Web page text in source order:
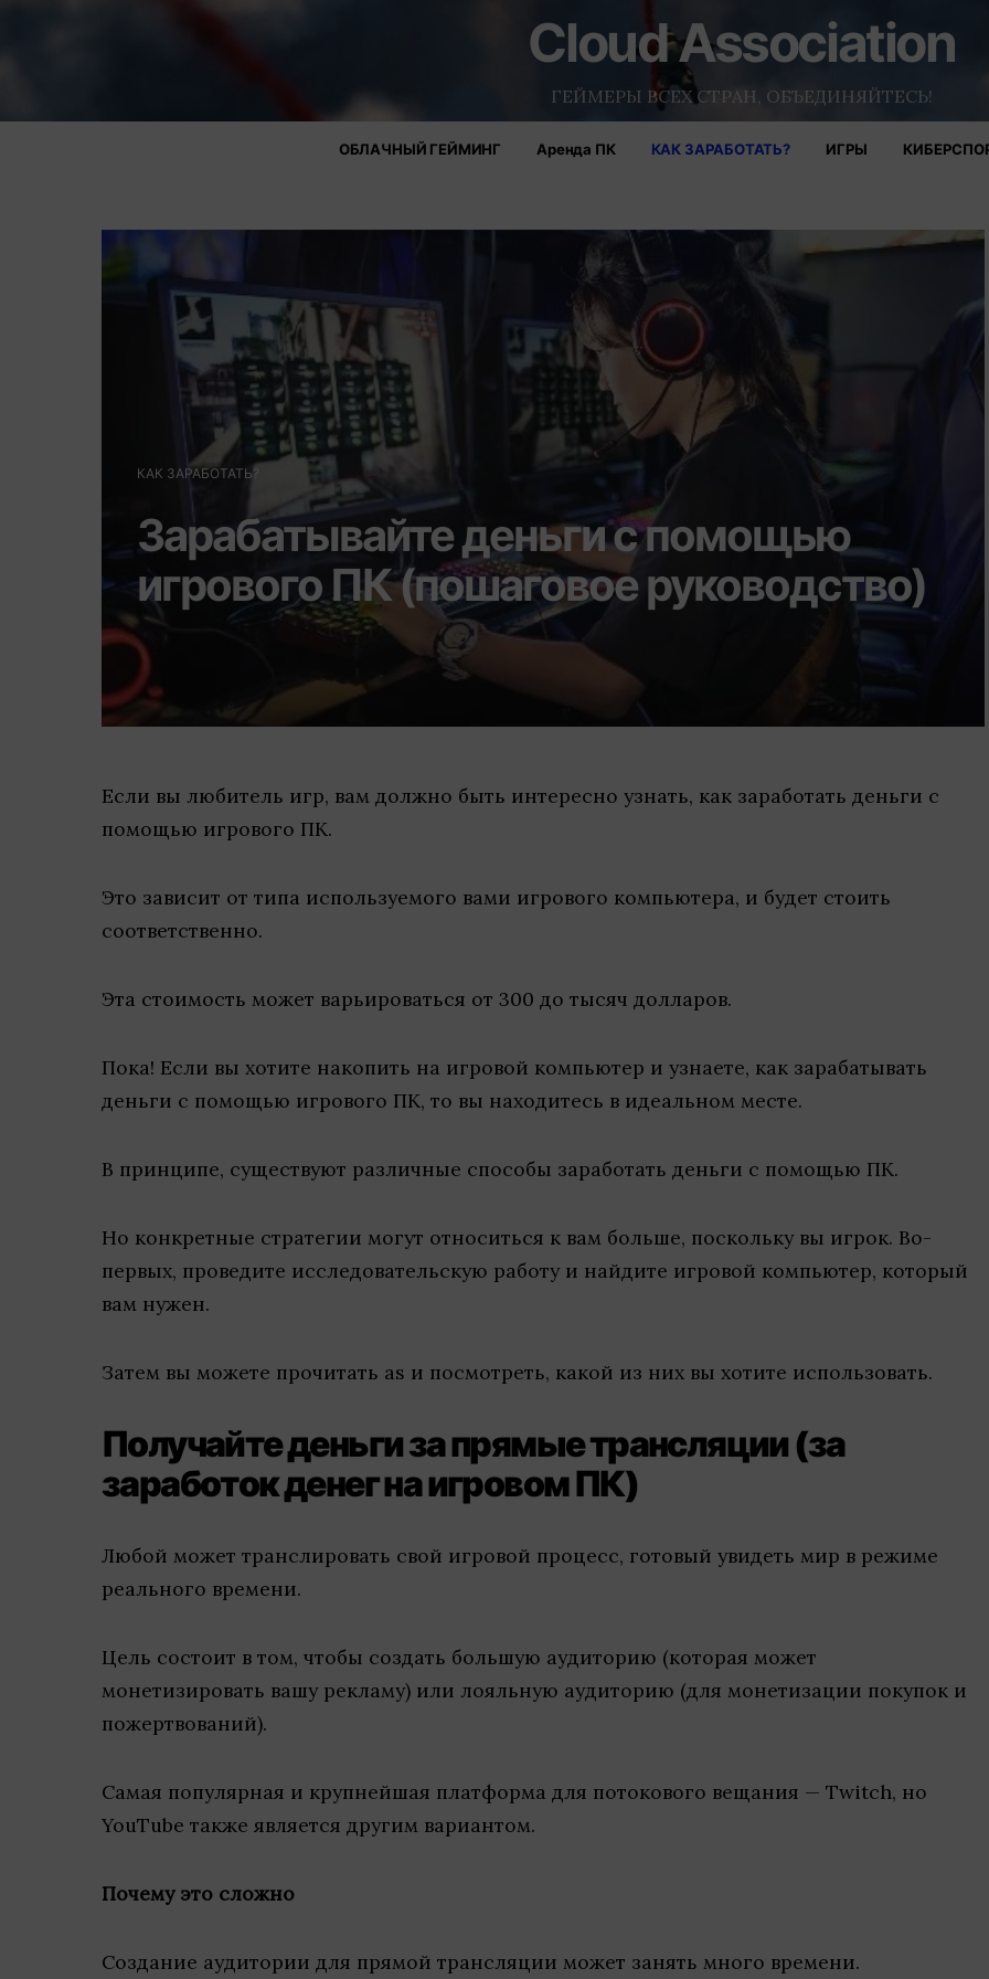
Cloud Association
ГЕЙМЕРЫ ВСЕХ СТРАН, ОБЪЕДИНЯЙТЕСЬ!
ОБЛАЧНЫЙ ГЕЙМИНГ Аренда ПК КАК ЗАРАБОТАТЬ? ИГРЫ
КАК ЗАРАБОТАТЬ?
Зарабатывайте деньги с помощью
игрового ПК (пошаговое руководство)
Если вы любитель игр, вам должно быть интересно узнать, как заработать деньги с
помощью игрового ПК.
Это зависит от типа используемого вами игрового компьютера, и будет стоить
соответственно.
Эта стоимость может варьироваться от 300 до тысяч долларов.
Пока! Если вы хотите накопить на игровой компьютер и узнаете, как зарабатывать
деньги с помощью игрового ПК, то вы находитесь в идеальном месте.
В принципе, существуют различные способы заработать деньги с помощью ПК.
Но конкретные стратегии могут относиться к вам больше, поскольку вы игрок. Во-
первых, проведите исследовательскую работу и найдите игровой компьютер, который
вам нужен.
Затем вы можете прочитать as и посмотреть, какой из них вы хотите использовать.
Получайте деньги за прямые трансляции (за
заработок денег на игровом ПК)
Любой может транслировать свой игровой процесс, готовый увидеть мир в режиме
реального времени.
Цель состоит в том, чтобы создать большую аудиторию (которая может
монетизировать вашу рекламу) или лояльную аудиторию (для монетизации покупок и
пожертвований).
Самая популярная и крупнейшая платформа для потокового вещания — Twitch, но
YouTube также является другим вариантом.
Почему это сложно
Создание аудитории для прямой трансляции может занять много времени.